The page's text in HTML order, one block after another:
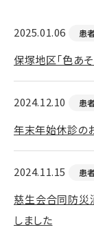
2025.01.06 患
保塚地区「色あ
2024.12.10 患
年末年始休診の
2024.11.15 患
慈生会合同防災
しました